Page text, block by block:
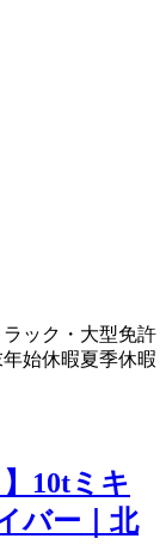
ラック・大型免許
始休暇夏季休暇
10tミキ
バー｜北